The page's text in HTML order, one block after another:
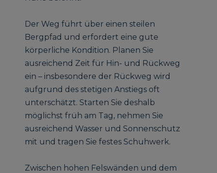
Der Weg führt über einen steilen
Bergpfad und erfordert eine gute
körperliche Kondition. Planen Sie
ausreichend Zeit für Hin- und Rückweg
ein – insbesondere der Rückweg wird
aufgrund des stetigen Anstiegs oft
unterschätzt. Starten Sie deshalb
möglichst früh am Tag, nehmen Sie
ausreichend Wasser und Sonnenschutz
mit und tragen Sie festes Schuhwerk.
Zwischen hohen Felswänden und dem